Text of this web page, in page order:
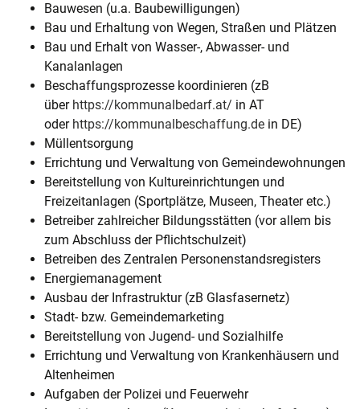
Bauwesen (u.a. Baubewilligungen)
Bau und Erhaltung von Wegen, Straßen und Plätzen
Bau und Erhalt von Wasser-, Abwasser- und
Kanalanlagen
Beschaffungsprozesse koordinieren (zB
über https://kommunalbedarf.at/ in AT
oder https://kommunalbeschaffung.de in DE)
Müllentsorgung
Errichtung und Verwaltung von Gemeindewohnungen
Bereitstellung von Kultureinrichtungen und
Freizeitanlagen (Sportplätze, Museen, Theater etc.)
Betreiber zahlreicher Bildungsstätten (vor allem bis
zum Abschluss der Pflichtschulzeit)
Betreiben des Zentralen Personenstandsregisters
Energiemanagement
Ausbau der Infrastruktur (zB Glasfasernetz)
Stadt- bzw. Gemeindemarketing
Bereitstellung von Jugend- und Sozialhilfe
Errichtung und Verwaltung von Krankenhäusern und
Altenheimen
Aufgaben der Polizei und Feuerwehr